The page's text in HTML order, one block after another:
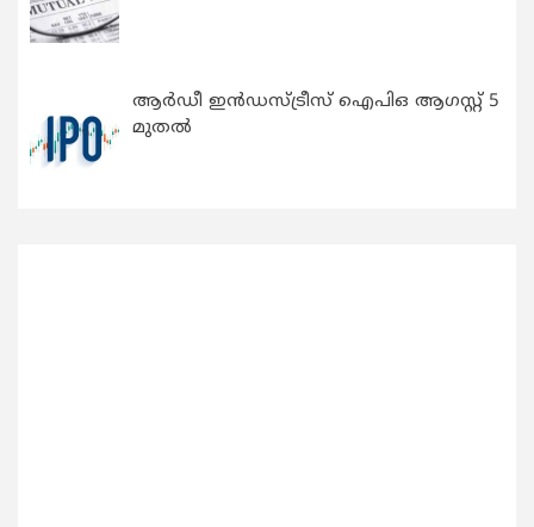
ആർഡീ ഇൻഡസ്ട്രീസ് ഐപിഒ ആഗസ്റ്റ് 5
മുതൽ